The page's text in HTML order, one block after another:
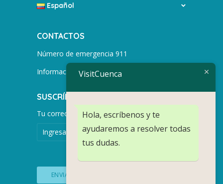
Español
CONTACTOS
Número de emergencia 911
Información turística +593 991752155
SUSCRÍBETE PARA MÁS NOTICIAS.
Tu correo electrónico
VisitCuenca
Hola, escríbenos y te
ayudaremos a resolver todas
tus dudas.